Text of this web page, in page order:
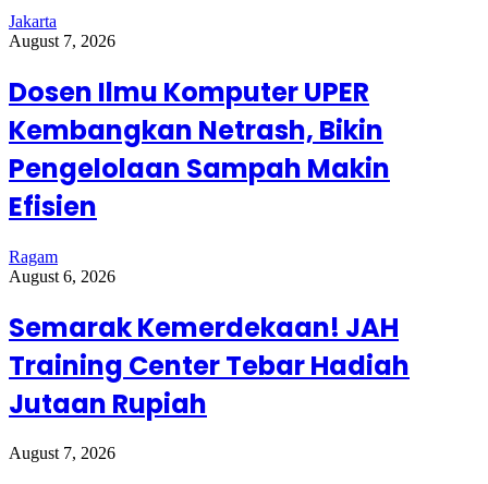
Jakarta
August 7, 2026
Dosen Ilmu Komputer UPER
Kembangkan Netrash, Bikin
Pengelolaan Sampah Makin
Efisien
Ragam
August 6, 2026
Semarak Kemerdekaan! JAH
Training Center Tebar Hadiah
Jutaan Rupiah
August 7, 2026